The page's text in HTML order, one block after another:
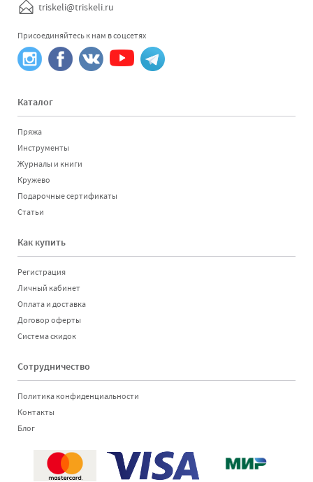
triskeli@triskeli.ru
Присоединяйтесь к нам в соцсетях
Каталог
Пряжа
Инструменты
Журналы и книги
Кружево
Подарочные сертификаты
Статьи
Как купить
Регистрация
Личный кабинет
Оплата и доставка
Договор оферты
Система скидок
Сотрудничество
Политика конфиденциальности
Контакты
Блог